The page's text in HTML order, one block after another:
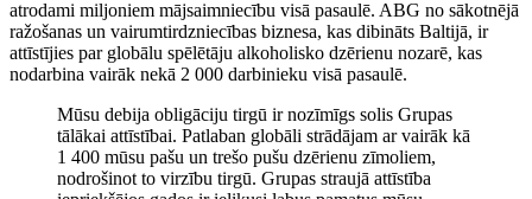
atrodami miljoniem mājsaimniecību visā pasaulē. ABG no sākotnējā
ražošanas un vairumtirdzniecības biznesa, kas dibināts Baltijā, ir
attīstījies par globālu spēlētāju alkoholisko dzērienu nozarē, kas
nodarbina vairāk nekā 2 000 darbinieku visā pasaulē.
Mūsu debija obligāciju tirgū ir nozīmīgs solis Grupas
tālākai attīstībai. Patlaban globāli strādājam ar vairāk kā
1 400 mūsu pašu un trešo pušu dzērienu zīmoliem,
nodrošinot to virzību tirgū. Grupas straujā attīstība